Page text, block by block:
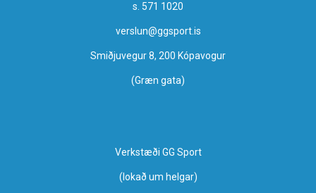
s. 571 1020
verslun@ggsport.is
Smiðjuvegur 8, 200 Kópavogur
(Græn gata)
Verkstæði GG Sport
​(lokað um helgar)